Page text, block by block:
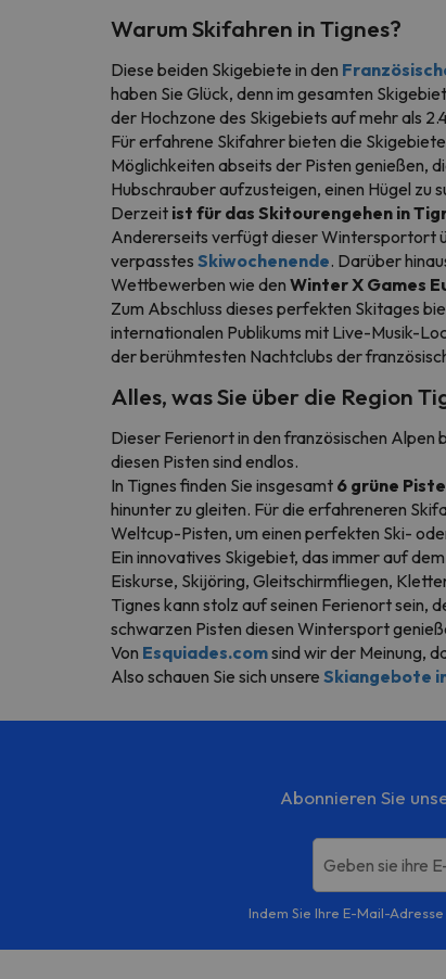
Warum Skifahren in Tignes?
Diese beiden Skigebiete in den
haben Sie Glück, denn im gesamten
der Hochzone des Skigebiets auf mehr als
Für erfahrene Skifahrer bieten die
Möglichkeiten abseits der Pisten genießen,
Hubschrauber aufzusteigen, einen Hügel zu
Derzeit ist für das Skitourengehen in
Andererseits verfügt dieser Wintersportort
verpasstes Skiwochenende. Darüber
Wettbewerben wie den Winter X Games
Zum Abschluss dieses perfekten Skitages
internationalen Publikums mit Live-Musik-
der berühmtesten Nachtclubs der
Alles, was Sie über die Region
Dieser Ferienort in den französischen Alpen
diesen Pisten sind endlos.
In Tignes finden Sie insgesamt 6 grüne
hinunter zu gleiten. Für die erfahreneren
Weltcup-Pisten, um einen perfekten Ski-
Ein innovatives Skigebiet, das immer auf
Eiskurse, Skijöring, Gleitschirmfliegen,
Tignes kann stolz auf seinen Ferienort sein,
schwarzen Pisten diesen Wintersport
Von Esquiades.comsind wir der Meinung,
Also schauen Sie sich unsere Skiangebote
Abonnieren Sie
Geben sie ihre
Indem Sie Ihre E-Mail-